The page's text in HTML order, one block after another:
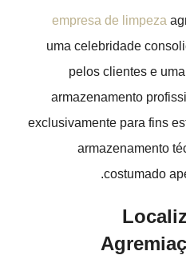
empresa de limpeza
uma celebridade
pelos clientes e
armazenamento
exclusivamente para fins
armazenamento
costumado